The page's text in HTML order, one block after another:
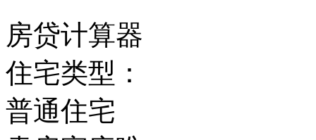
房贷计算器
住宅类型：
普通住宅